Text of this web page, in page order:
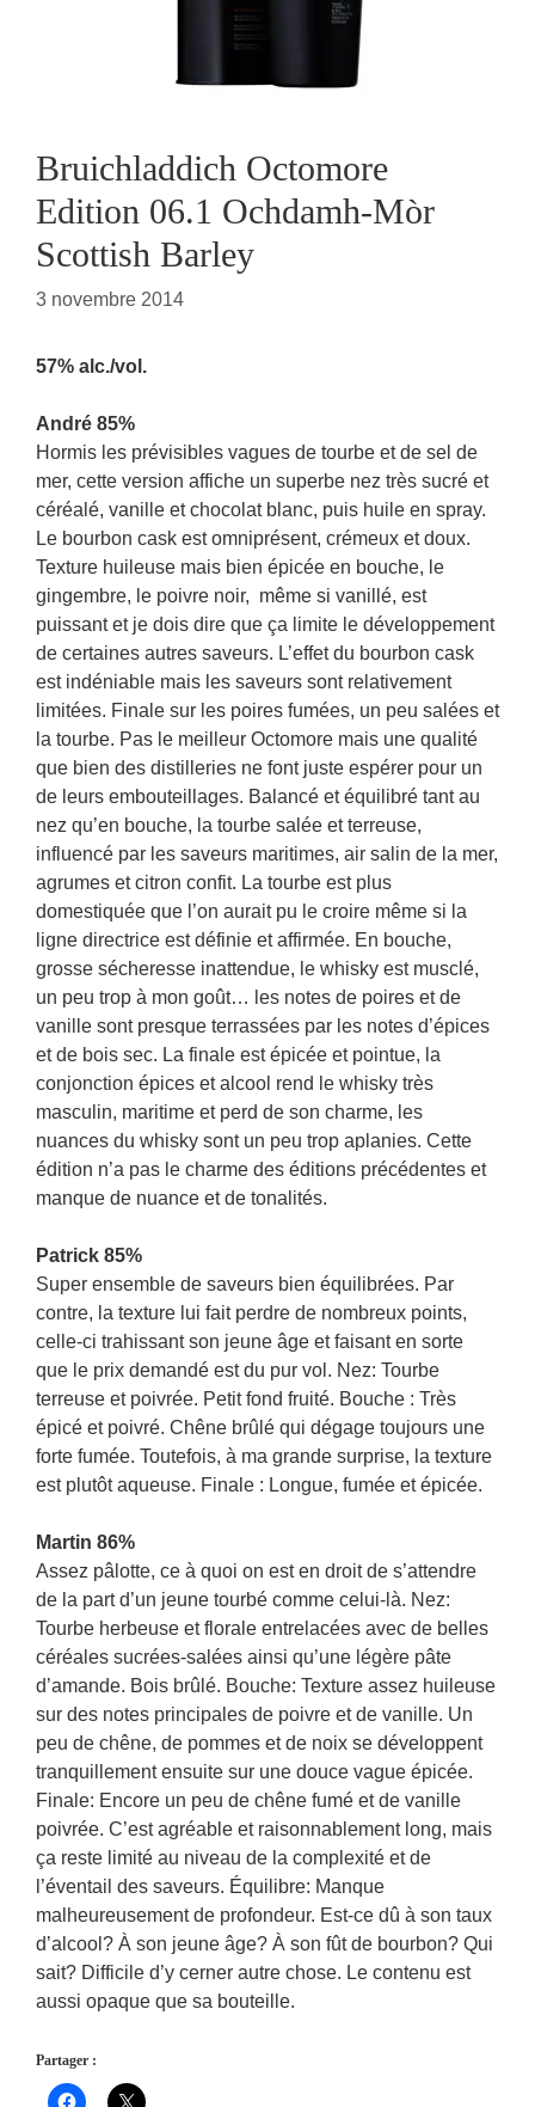
Bruichladdich Octomore
Edition 06.1 Ochdamh-Mòr
Scottish Barley
3 novembre 2014
57% alc./vol.
André 85%
Hormis les prévisibles vagues de tourbe et de sel de
mer, cette version affiche un superbe nez très sucré et
céréalé, vanille et chocolat blanc, puis huile en spray.
Le bourbon cask est omniprésent, crémeux et doux.
Texture huileuse mais bien épicée en bouche, le
gingembre, le poivre noir, même si vanillé, est
puissant et je dois dire que ça limite le développement
de certaines autres saveurs. L’effet du bourbon cask
est indéniable mais les saveurs sont relativement
limitées. Finale sur les poires fumées, un peu salées et
la tourbe. Pas le meilleur Octomore mais une qualité
que bien des distilleries ne font juste espérer pour un
de leurs embouteillages. Balancé et équilibré tant au
nez qu’en bouche, la tourbe salée et terreuse,
influencé par les saveurs maritimes, air salin de la mer,
agrumes et citron confit. La tourbe est plus
domestiquée que l’on aurait pu le croire même si la
ligne directrice est définie et affirmée. En bouche,
grosse sécheresse inattendue, le whisky est musclé,
un peu trop à mon goût… les notes de poires et de
vanille sont presque terrassées par les notes d’épices
et de bois sec. La finale est épicée et pointue, la
conjonction épices et alcool rend le whisky très
masculin, maritime et perd de son charme, les
nuances du whisky sont un peu trop aplanies. Cette
édition n’a pas le charme des éditions précédentes et
manque de nuance et de tonalités.
Patrick 85%
Super ensemble de saveurs bien équilibrées. Par
contre, la texture lui fait perdre de nombreux points,
celle-ci trahissant son jeune âge et faisant en sorte
que le prix demandé est du pur vol. Nez: Tourbe
terreuse et poivrée. Petit fond fruité. Bouche : Très
épicé et poivré. Chêne brûlé qui dégage toujours une
forte fumée. Toutefois, à ma grande surprise, la texture
est plutôt aqueuse. Finale : Longue, fumée et épicée.
Martin 86%
Assez pâlotte, ce à quoi on est en droit de s’attendre
de la part d’un jeune tourbé comme celui-là. Nez:
Tourbe herbeuse et florale entrelacées avec de belles
céréales sucrées-salées ainsi qu’une légère pâte
d’amande. Bois brûlé. Bouche: Texture assez huileuse
sur des notes principales de poivre et de vanille. Un
peu de chêne, de pommes et de noix se développent
tranquillement ensuite sur une douce vague épicée.
Finale: Encore un peu de chêne fumé et de vanille
poivrée. C’est agréable et raisonnablement long, mais
ça reste limité au niveau de la complexité et de
l’éventail des saveurs. Équilibre: Manque
malheureusement de profondeur. Est-ce dû à son taux
d’alcool? À son jeune âge? À son fût de bourbon? Qui
sait? Difficile d’y cerner autre chose. Le contenu est
aussi opaque que sa bouteille.
Partager :